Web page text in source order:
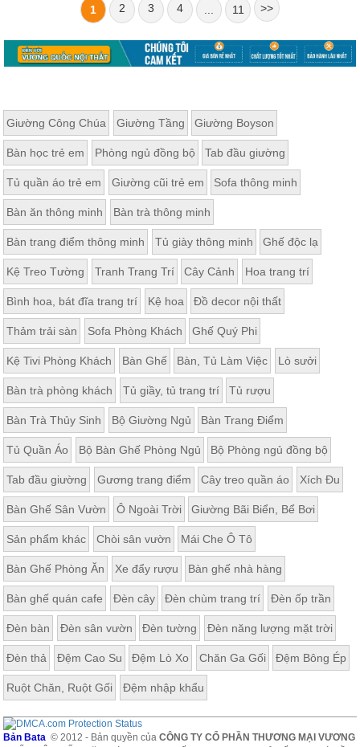
1 2 3 4 11 >>
Giường Công Chúa Giường Tầng Giường Boyson
Bàn học trẻ em Phòng ngủ đồng bộ Tab đầu giường
Tủ quần áo trẻ em Giường cũi trẻ em Sofa thông minh
Bàn ăn thông minh Bàn trà thông minh
Bàn trang điểm thông minh Tủ giày thông minh Ghế độc lạ
Kệ Treo Tường Tranh Trang Trí Cây Cảnh Hoa trang trí
Bình hoa, bát đĩa trang trí Kệ hoa Đồ decor nội thất
Thảm trải sàn Sofa Phòng Khách Ghế Quý Phi
Kệ Tivi Phòng Khách Bàn Ghế Bàn, Tủ Làm Việc Lò sưởi
Bàn trà phòng khách Tủ giầy, tủ trang trí Tủ rượu
Bàn Trà Thủy Sinh Bộ Giường Ngủ Bàn Trang Điểm
Tủ Quần Áo Bộ Bàn Ghế Phòng Ngủ Bộ Phòng ngủ đồng bộ
Tab đầu giường Gương trang điểm Cây treo quần áo Xích Đu
Bàn Ghế Sân Vườn Ô Ngoài Trời Giường Bãi Biển, Bể Bơi
Sản phẩm khác Chòi sân vườn Mái Che Ô Tô
Bàn Ghế Phòng Ăn Xe đẩy rượu Bàn ghế nhà hàng
Bàn ghế quán cafe Đèn cây Đèn chùm trang trí Đèn ốp trần
Đèn bàn Đèn sân vườn Đèn tường Đèn năng lượng mặt trời
Đèn thả Đệm Cao Su Đệm Lò Xo Chăn Ga Gối Đệm Bông Ép
Ruột Chăn, Ruột Gối Đệm nhập khẩu
Bản Bata © 2012 - Bản quyền củaCÔNG TY CỔ PHẦN THƯƠNG MẠI VƯƠNG